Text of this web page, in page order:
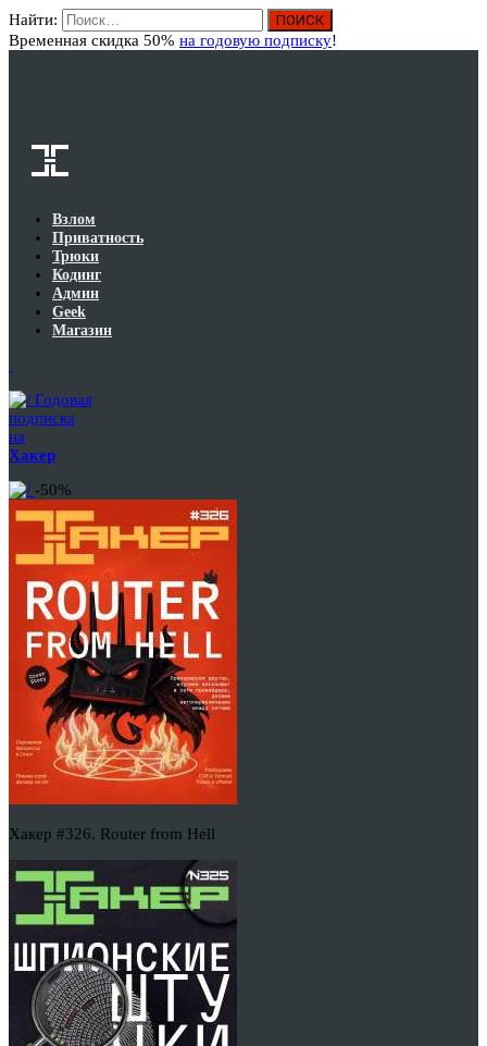
Найти:
Временная скидка 50% на годовую подписку!
Взлом
Приватность
Трюки
Кодинг
Админ
Geek
Магазин
Годовая
подписка
на
Хакер
-50%
Хакер #326. Router from Hell